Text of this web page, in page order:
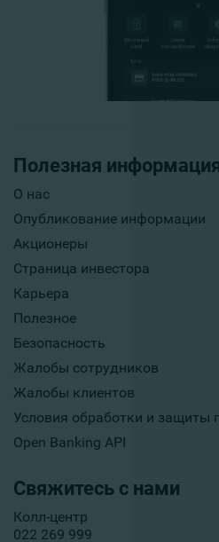
Полезная
О нас
Опубликование информации
Акционеры
Страница инвестора
Карьера
Полезное
Безопасность
Жалобы сотрудников
Жалобы клиентов
Условия обработки и защиты
Open Banking API
Свяжитесь с нами
Колл-центр
022 269 999